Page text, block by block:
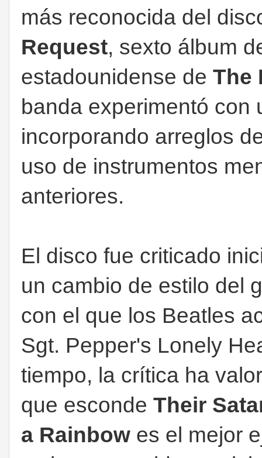
más reconocida del
Request, sexto álbum
estadounidense de The
banda experimentó con
incorporando arreglos
uso de instrumentos
anteriores.
El disco fue criticado
un cambio de estilo del
con el que los Beatles
Sgt. Pepper's Lonely
tiempo, la crítica ha
que esconde Their
a Rainbow es el mejor